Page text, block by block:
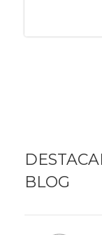
BLOG